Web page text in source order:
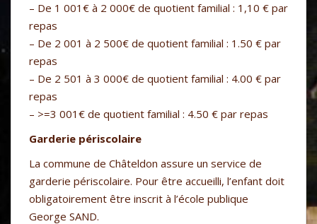
– De 1 001€ à 2 000€ de quotient familial : 1,10 € par
repas
– De 2 001 à 2 500€ de quotient familial : 1.50 € par
repas
– De 2 501 à 3 000€ de quotient familial : 4.00 € par
repas
– >=3 001€ de quotient familial : 4.50 € par repas
Garderie périscolaire
La commune de Châteldon assure un service de
garderie périscolaire. Pour être accueilli, l’enfant doit
obligatoirement être inscrit à l’école publique
George SAND.